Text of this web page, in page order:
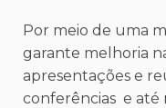
Por meio de uma
garante melhoria
apresentações e
conferências e até